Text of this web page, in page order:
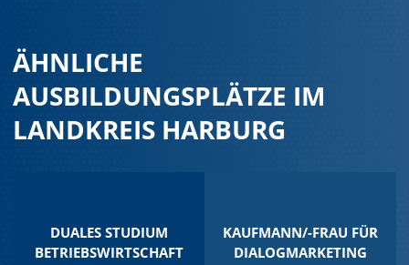
ÄHNLICHE
AUSBILDUNGSPLÄTZE IM
LANDKREIS HARBURG
DUALES STUDIUM
BETRIEBSWIRTSCHAFT
KAUFMANN/-FRAU FÜR
DIALOGMARKETING